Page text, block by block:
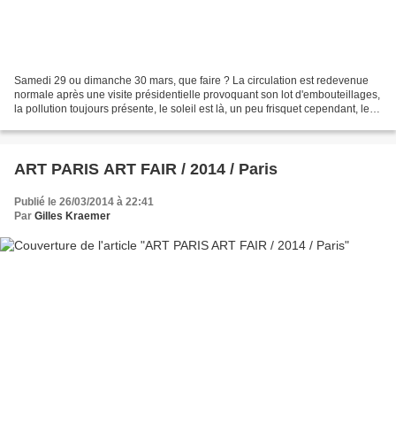
Samedi 29 ou dimanche 30 mars, que faire ? La circulation est redevenue
normale après une visite présidentielle provoquant son lot d'embouteillages,
la pollution toujours présente, le soleil est là, un peu frisquet cependant, les
ART PARIS ART FAIR / 2014 / Paris
Publié le 26/03/2014 à 22:41
Par Gilles Kraemer